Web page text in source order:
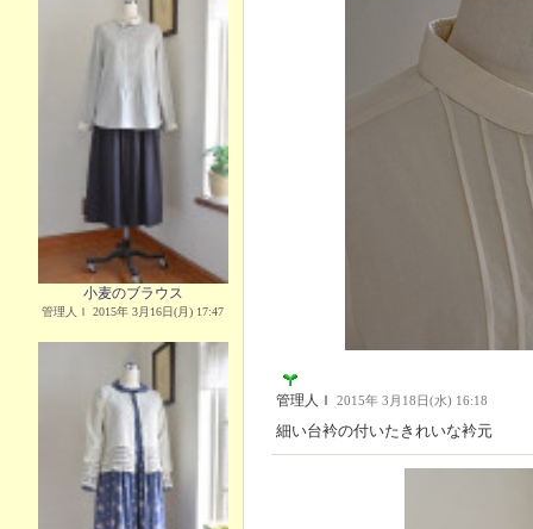
小麦のブラウス
管理人Ｉ 2015年 3月16日(月) 17:47
管理人Ｉ 2015年 3月18日(水) 16:18
細い台衿の付いたきれいな衿元